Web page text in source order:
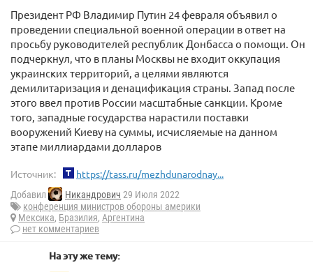
Президент РФ Владимир Путин 24 февраля объявил о
проведении специальной военной операции в ответ на
просьбу руководителей республик Донбасса о помощи. Он
подчеркнул, что в планы Москвы не входит оккупация
украинских территорий, а целями являются
демилитаризация и денацификация страны. Запад после
этого ввел против России масштабные санкции. Кроме
того, западные государства нарастили поставки
вооружений Киеву на суммы, исчисляемые на данном
этапе миллиардами долларов
Источник: https://tass.ru/mezhdunarodnay...
Добавил Никандрович 29 Июля 2022
конференция министров обороны америки
Мексика, Бразилия, Аргентина
нет комментариев
На эту же тему: